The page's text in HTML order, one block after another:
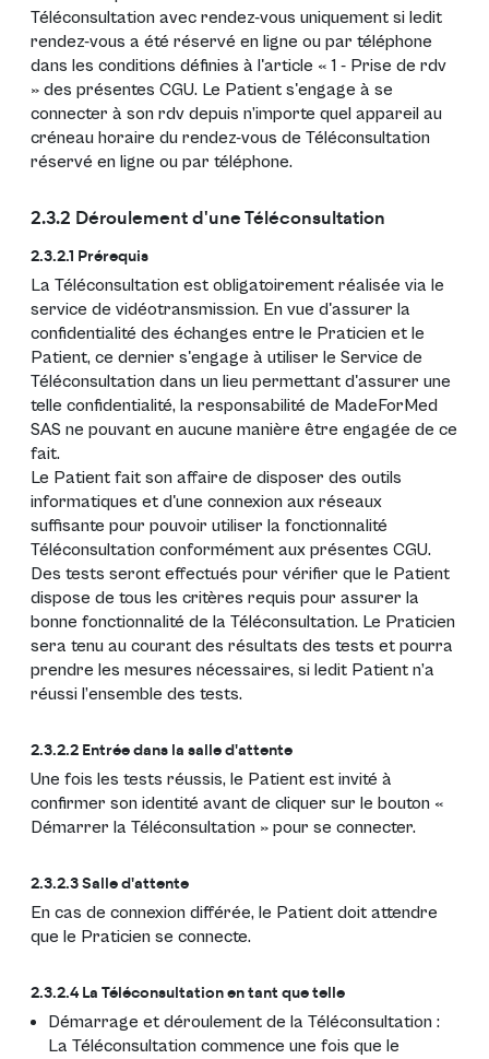
Téléconsultation avec rendez-vous uniquement si ledit
rendez-vous a été réservé en ligne ou par téléphone
dans les conditions définies à l'article « 1 - Prise de rdv
» des présentes CGU. Le Patient s'engage à se
connecter à son rdv depuis n’importe quel appareil au
créneau horaire du rendez-vous de Téléconsultation
réservé en ligne ou par téléphone.
2.3.2 Déroulement d'une Téléconsultation
2.3.2.1 Prérequis
La Téléconsultation est obligatoirement réalisée via le
service de vidéotransmission. En vue d'assurer la
confidentialité des échanges entre le Praticien et le
Patient, ce dernier s'engage à utiliser le Service de
Téléconsultation dans un lieu permettant d'assurer une
telle confidentialité, la responsabilité de MadeForMed
SAS ne pouvant en aucune manière être engagée de ce
fait.
Le Patient fait son affaire de disposer des outils
informatiques et d'une connexion aux réseaux
suffisante pour pouvoir utiliser la fonctionnalité
Téléconsultation conformément aux présentes CGU.
Des tests seront effectués pour vérifier que le Patient
dispose de tous les critères requis pour assurer la
bonne fonctionnalité de la Téléconsultation. Le Praticien
sera tenu au courant des résultats des tests et pourra
prendre les mesures nécessaires, si ledit Patient n’a
réussi l’ensemble des tests.
2.3.2.2 Entrée dans la salle d'attente
Une fois les tests réussis, le Patient est invité à
confirmer son identité avant de cliquer sur le bouton «
Démarrer la Téléconsultation » pour se connecter.
2.3.2.3 Salle d'attente
En cas de connexion différée, le Patient doit attendre
que le Praticien se connecte.
2.3.2.4 La Téléconsultation en tant que telle
Démarrage et déroulement de la Téléconsultation :
La Téléconsultation commence une fois que le